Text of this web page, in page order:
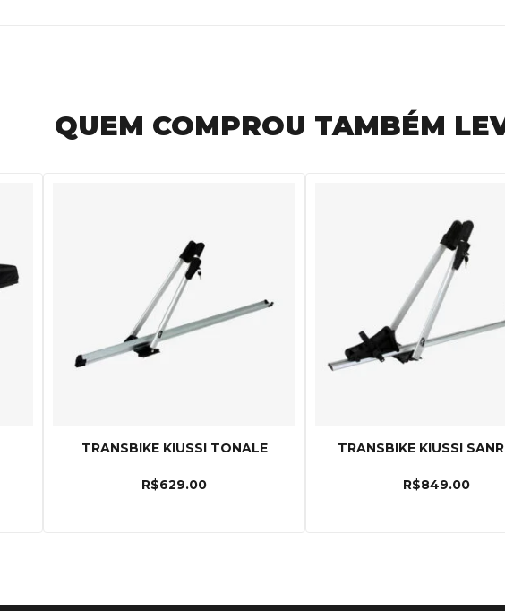
QUEM COMPROU TAMBÉM
TRANSBIKE KIUSSI TONALE
R$629.00
TRANSBIKE KIUSSI
R$849.00